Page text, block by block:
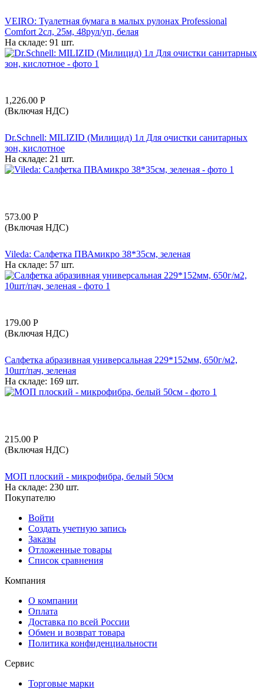
VEIRO: Туалетная бумага в малых рулонах Professional
Comfort 2сл, 25м, 48рул/уп, белая
На складе: 91 шт.
1,226.00 Р
(Включая НДС)
Dr.Schnell: MILIZID (Милицид) 1л Для очистки санитарных
зон, кислотное
На складе: 21 шт.
573.00 Р
(Включая НДС)
Vileda: Салфетка ПВАмикро 38*35см, зеленая
На складе: 57 шт.
179.00 Р
(Включая НДС)
Салфетка абразивная универсальная 229*152мм, 650г/м2,
10шт/пач, зеленая
На складе: 169 шт.
215.00 Р
(Включая НДС)
МОП плоский - микрофибра, белый 50см
На складе: 230 шт.
Покупателю
Войти
Создать учетную запись
Заказы
Отложенные товары
Список сравнения
Компания
О компании
Оплата
Доставка по всей России
Обмен и возврат товара
Политика конфиденциальности
Сервис
Торговые марки